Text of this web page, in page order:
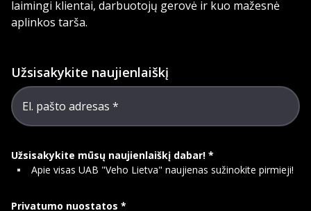
laimingi klientai, darbuotojų gerovė ir kuo mažesnė
aplinkos tarša.
Užsisakykite naujienlaiškį
El. pašto adresas
Užsisakykite mūsų naujienlaiškį dabar!
Apie visas UAB "Veho Lietva" naujienas sužinokite pirmieji!
Privatumo nuostatos